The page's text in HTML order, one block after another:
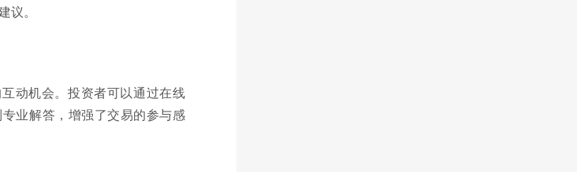
。
动机会。投资者可以通过在线
业解答，增强了交易的参与感